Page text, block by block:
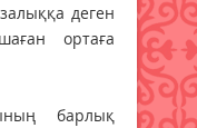
деген
ортаға
барлық